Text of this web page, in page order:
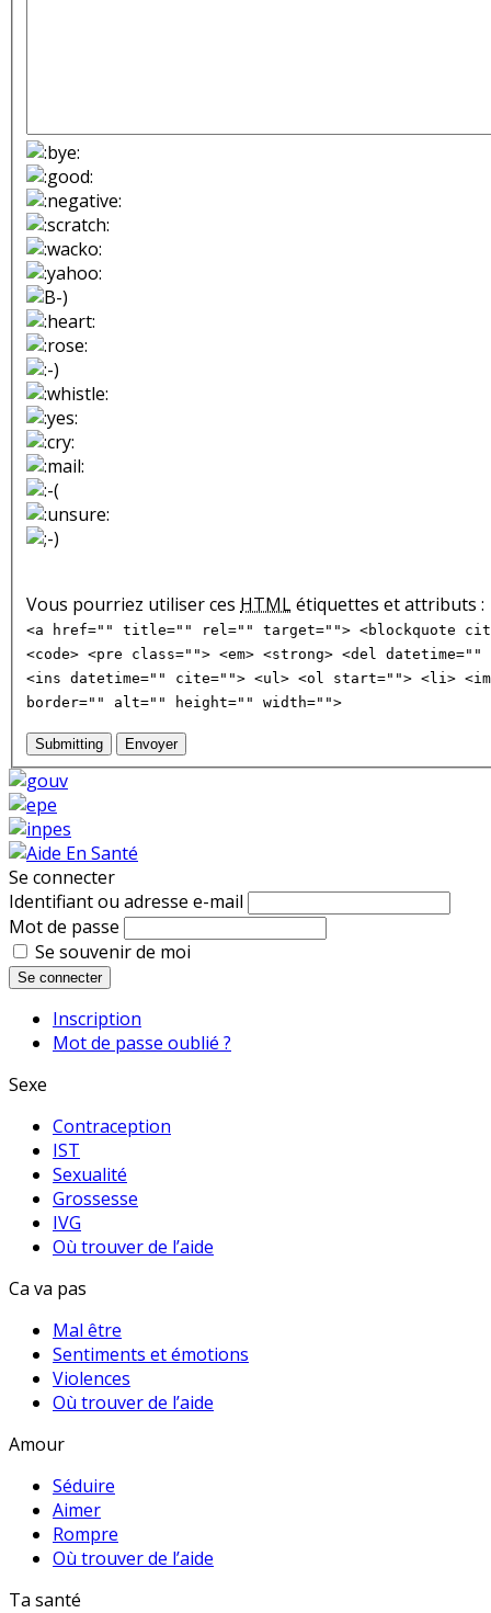
Vous pourriez utiliser ces HTMLétiquettes et attributs :
<a href="" title="" rel="" target=""> <blockquote
<code> <pre class=""> <em> <strong> <del
<ins datetime="" cite=""> <ul> <ol start=""> <li>
border="" alt="" height="" width="">
Submitting Envoyer
Se connecter
Identifiant ou adresse e-mail
Mot de passe
Se souvenir de moi
Se connecter
Inscription
Mot de passe oublié ?
Sexe
Contraception
IST
Sexualité
Grossesse
IVG
Où trouver de l’aide
Ca va pas
Mal être
Sentiments et émotions
Violences
Où trouver de l’aide
Amour
Séduire
Aimer
Rompre
Où trouver de l’aide
Ta santé